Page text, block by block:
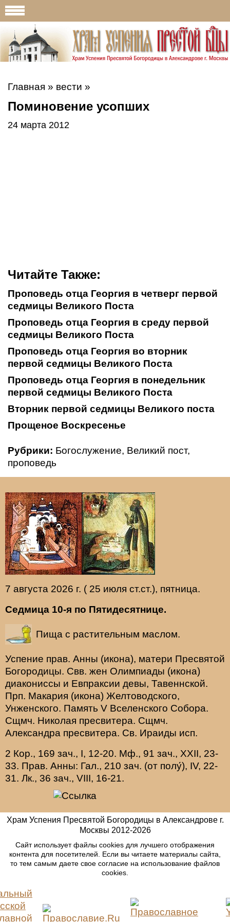
Главная » вести »
Поминовение усопших
24 марта 2012
Читайте Также:
Проповедь отца Георгия в четверг первой
седмицы Великого Поста
Проповедь отца Георгия в среду первой
седмицы Великого Поста
Проповедь отца Георгия во вторник
первой седмицы Великого Поста
Проповедь отца Георгия в понедельник
первой седмицы Великого Поста
Вторник первой седмицы Великого поста
Прощеное Воскресенье
Рубрики: Богослужение, Великий пост,
проповедь
7 августа 2026 г. ( 25 июля ст.ст.), пятница.
Седмица 10-я по Пятидесятнице.
Пища с растительным маслом.
Успение прав. Анны (икона), матери Пресвятой
Богородицы. Свв. жен Олимпиады (икона)
диакониссы и Евпраксии девы, Тавеннской.
Прп. Макария (икона) Желтоводского,
Унженского. Память V Вселенского Собора.
Сщмч. Николая пресвитера. Сщмч.
Александра пресвитера. Св. Ираиды исп.
2 Кор., 169 зач., I, 12-20. Мф., 91 зач., XXII, 23-
33. Прав. Анны: Гал., 210 зач. (от полу́), IV, 22-
31. Лк., 36 зач., VIII, 16-21.
Храм Успения Пресвятой Богородицы в Александрове г.
Москвы 2012-2026
Сайт использует файлы cookies для лучшего отображения
контента для посетителей. Если вы читаете материалы сайта,
то тем самым даете свое согласие на использование файлов
cookies.